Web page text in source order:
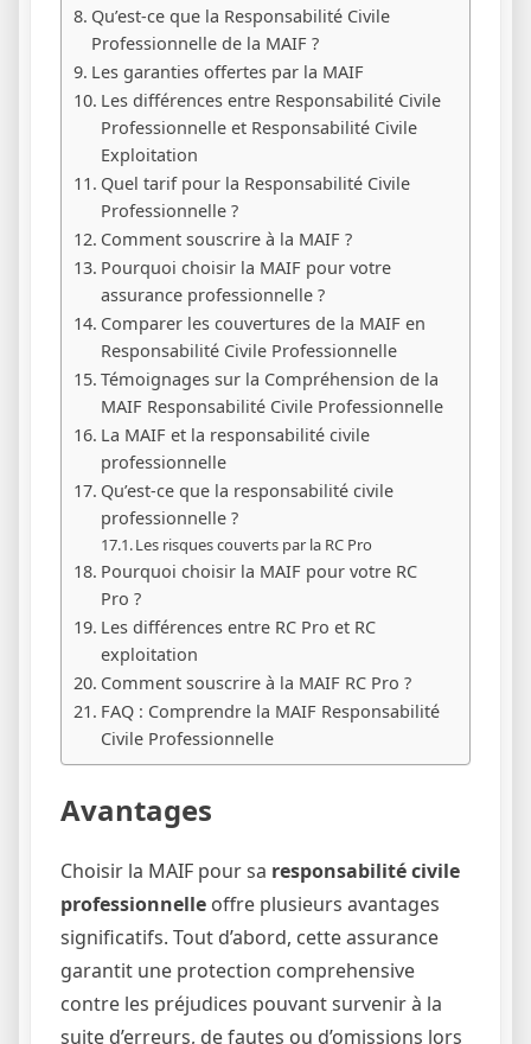
Qu’est-ce que la Responsabilité Civile
Professionnelle de la MAIF ?
Les garanties offertes par la MAIF
Les différences entre Responsabilité Civile
Professionnelle et Responsabilité Civile
Exploitation
Quel tarif pour la Responsabilité Civile
Professionnelle ?
Comment souscrire à la MAIF ?
Pourquoi choisir la MAIF pour votre
assurance professionnelle ?
Comparer les couvertures de la MAIF en
Responsabilité Civile Professionnelle
Témoignages sur la Compréhension de la
MAIF Responsabilité Civile Professionnelle
La MAIF et la responsabilité civile
professionnelle
Qu’est-ce que la responsabilité civile
professionnelle ?
Les risques couverts par la RC Pro
Pourquoi choisir la MAIF pour votre RC
Pro ?
Les différences entre RC Pro et RC
exploitation
Comment souscrire à la MAIF RC Pro ?
FAQ : Comprendre la MAIF Responsabilité
Civile Professionnelle
Avantages
Choisir la MAIF pour sa responsabilité civile
professionnelle offre plusieurs avantages
significatifs. Tout d’abord, cette assurance
garantit une protection comprehensive
contre les préjudices pouvant survenir à la
suite d’erreurs, de fautes ou d’omissions lors